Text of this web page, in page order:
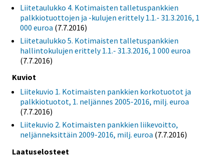
Liitetaulukko 4. Kotimaisten talletuspankkien
palkkiotuottojen ja -kulujen erittely 1.1.- 31.3.2016, 1
000 euroa (7.7.2016)
Liitetaulukko 5. Kotimaisten talletuspankkien
hallintokulujen erittely 1.1.- 31.3.2016, 1 000 euroa
(7.7.2016)
Kuviot
Liitekuvio 1. Kotimaisten pankkien korkotuotot ja
palkkiotuotot, 1. neljännes 2005-2016, milj. euroa
(7.7.2016)
Liitekuvio 2. Kotimaisten pankkien liikevoitto,
neljänneksittäin 2009-2016, milj. euroa (7.7.2016)
Laatuselosteet